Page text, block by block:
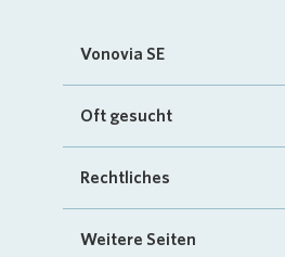
Vonovia SE
Startseite
Investoren
Oft gesucht
FAQ
Rechtliches
Impressum
Weitere Seiten